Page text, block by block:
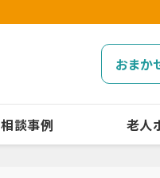
おまか
相談事例 老人